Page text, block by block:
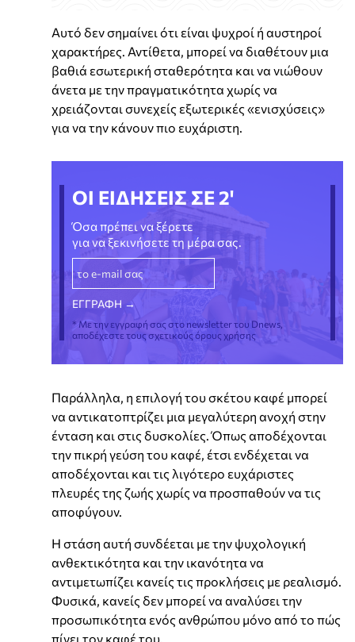
Αυτό δεν σημαίνει ότι είναι ψυχροί ή αυστηροί
χαρακτήρες. Αντίθετα, μπορεί να διαθέτουν μια
βαθιά εσωτερική σταθερότητα και να νιώθουν
άνετα με την πραγματικότητα χωρίς να
χρειάζονται συνεχείς εξωτερικές «ενισχύσεις»
για να την κάνουν πιο ευχάριστη.
ΟΙ ΕΙΔΗΣΕΙΣ ΣΕ 2'
Όσα πρέπει να ξέρετε
για να ξεκινήσετε τη μέρα σας.
* Με την εγγραφή σας στο newsletter του Dnews,
αποδέχεστε τους σχετικούς όρους χρήσης
Παράλληλα, η επιλογή του σκέτου καφέ μπορεί
να αντικατοπτρίζει μια μεγαλύτερη ανοχή στην
ένταση και στις δυσκολίες. Όπως αποδέχονται
την πικρή γεύση του καφέ, έτσι ενδέχεται να
αποδέχονται και τις λιγότερο ευχάριστες
πλευρές της ζωής χωρίς να προσπαθούν να τις
αποφύγουν.
Η στάση αυτή συνδέεται με την ψυχολογική
ανθεκτικότητα και την ικανότητα να
αντιμετωπίζει κανείς τις προκλήσεις με ρεαλισμό.
Φυσικά, κανείς δεν μπορεί να αναλύσει την
προσωπικότητα ενός ανθρώπου μόνο από το πώς
πίνει τον καφέ του.